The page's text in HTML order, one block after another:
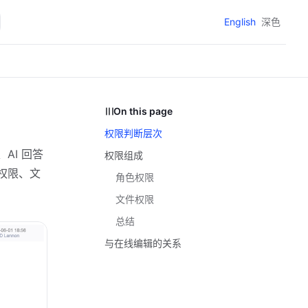
English 深色
AI 回答
限、文
On this page
权限判断层次
权限组成
角色权限
文件权限
总结
与在线编辑的关系